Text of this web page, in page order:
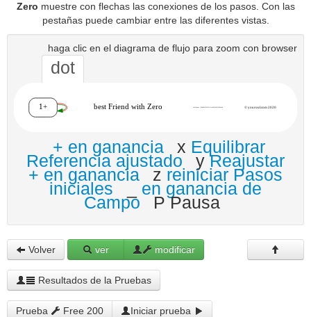
Zero muestre con flechas las conexiones de los pasos. Con las
pestañas puede cambiar entre las diferentes vistas.
haga clic en el diagrama de flujo para zoom con browser
dot
+ en ganancia x Equilibrar
Referencia ajustado yReajustar
+ en ganancia z reiniciar Pasos
iniciales en ganancia de
Campo P Pausa
Volver ver modificar
Resultados de la Pruebas
Prueba Free 200 Iniciar prueba